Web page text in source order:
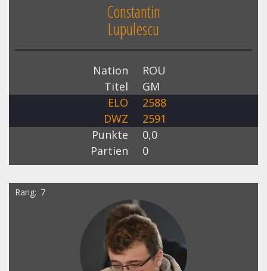
Constantin
Lupulescu
Nation
ROU
Titel
GM
ELO
2588
DWZ
2591
Punkte
0,0
Partien
0
Rang 7